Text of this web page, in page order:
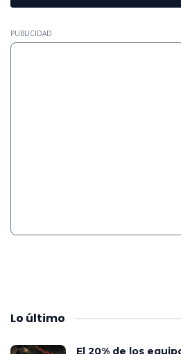
PUBLICIDAD
Lo último
El 20% de los